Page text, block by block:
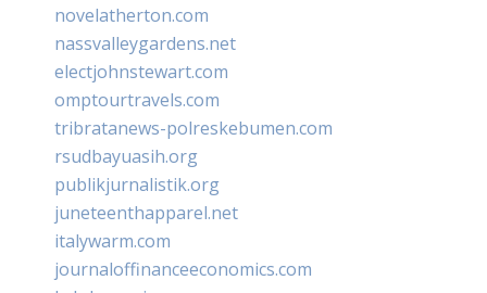
novelatherton.com
nassvalleygardens.net
electjohnstewart.com
omptourtravels.com
tribratanews-polreskebumen.com
rsudbayuasih.org
publikjurnalistik.org
juneteenthapparel.net
italywarm.com
journaloffinanceeconomics.com